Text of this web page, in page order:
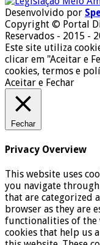
Desenvolvido por
Copyright © Portal
Reservados - 2015 -
Este site utiliza
clicar em "Aceitar e
cookies, termos e
Aceitar e Fechar
Fechar
Privacy Overview
This website uses
you navigate
that are categorized
browser as they are
functionalities of the
cookies that help us